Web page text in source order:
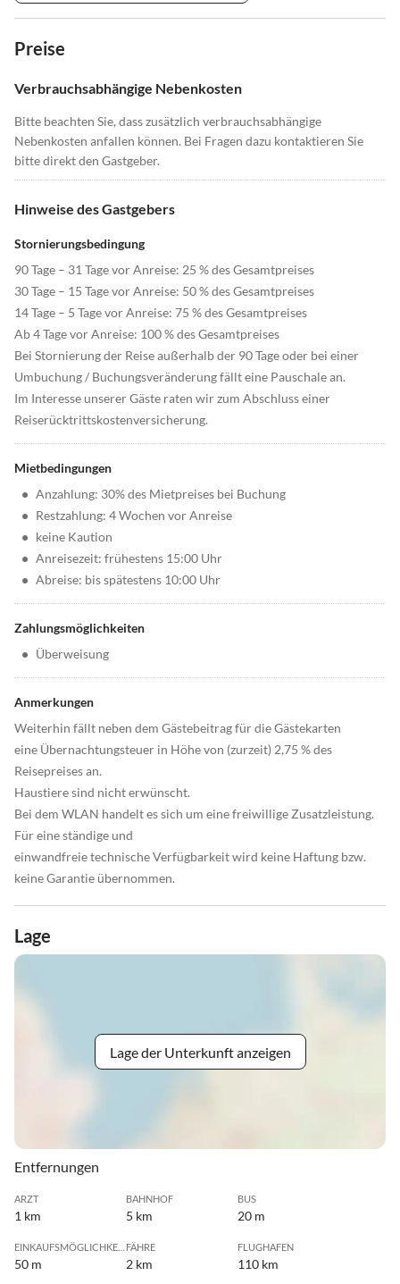
Preise
Verbrauchsabhängige Nebenkosten
Bitte beachten Sie, dass zusätzlich verbrauchsabhängige
Nebenkosten anfallen können. Bei Fragen dazu kontaktieren Sie
bitte direkt den Gastgeber.
Hinweise des Gastgebers
Stornierungsbedingung
90 Tage – 31 Tage vor Anreise: 25 % des Gesamtpreises
30 Tage – 15 Tage vor Anreise: 50 % des Gesamtpreises
14 Tage – 5 Tage vor Anreise: 75 % des Gesamtpreises
Ab 4 Tage vor Anreise: 100 % des Gesamtpreises
Bei Stornierung der Reise außerhalb der 90 Tage oder bei einer
Umbuchung / Buchungsveränderung fällt eine Pauschale an.
Im Interesse unserer Gäste raten wir zum Abschluss einer
Reiserücktrittskostenversicherung.
Mietbedingungen
• Anzahlung: 30% des Mietpreises bei Buchung
• Restzahlung: 4 Wochen vor Anreise
• keine Kaution
• Anreisezeit: frühestens 15:00 Uhr
• Abreise: bis spätestens 10:00 Uhr
Zahlungsmöglichkeiten
• Überweisung
Anmerkungen
Weiterhin fällt neben dem Gästebeitrag für die Gästekarten
eine Übernachtungsteuer in Höhe von (zurzeit) 2,75 % des
Reisepreises an.
Haustiere sind nicht erwünscht.
Bei dem WLAN handelt es sich um eine freiwillige Zusatzleistung.
Für eine ständige und
einwandfreie technische Verfügbarkeit wird keine Haftung bzw.
keine Garantie übernommen.
Lage
Lage der Unterkunft anzeigen
Entfernungen
ARZT
1 km
BAHNHOF
5 km
BUS
20 m
50 m
FÄHRE
2 km
FLUGHAFEN
110 km